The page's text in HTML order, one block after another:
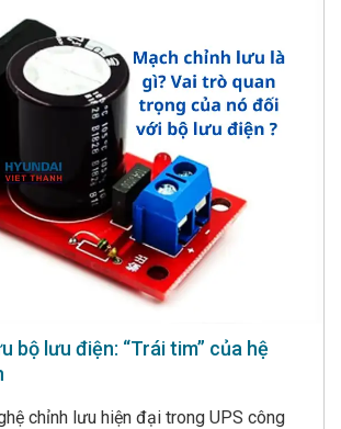
bộ lưu điện: “Trái tim” của hệ
chỉnh lưu hiện đại trong UPS công